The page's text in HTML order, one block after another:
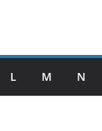
L M N